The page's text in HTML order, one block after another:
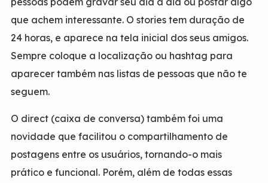
que achem interessante. O stories tem duração de
24 horas, e aparece na tela inicial dos seus amigos.
Sempre coloque a localização ou hashtag para
aparecer também nas listas de pessoas que não te
seguem.
O direct (caixa de conversa) também foi uma
novidade que facilitou o compartilhamento de
postagens entre os usuários, tornando-o mais
prático e funcional. Porém, além de todas essas